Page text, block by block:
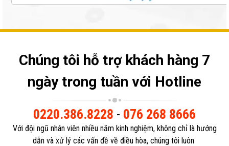
Chúng tôi hỗ trợ khách hàng 7
ngày trong tuần với Hotline
0220.386.8228 - 076 268 8666
Với đội ngũ nhân viên nhiều năm kinh nghiệm, không chỉ là hướng
dẫn và xử lý các vấn đề về điều hòa, chúng tôi luôn